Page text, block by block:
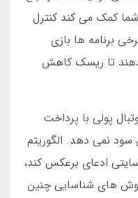
کمک می کند کنترل
برنامه ها بازی
دهند تا ریسک کاهش
پولی با پرداخت
سود نمی دهد. الگوریتم
ادعای برعکس کند،
روش های شناسایی چنین